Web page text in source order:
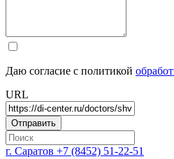
Даю согласие с политикой
URL
г. Саратов +7 (8452) 51-22-51